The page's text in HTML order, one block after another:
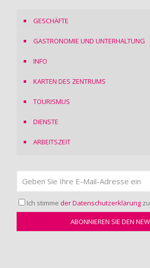
GESCHÄFTE
GASTRONOMIE UND UNTERHALTUNG
INFO
KARTEN DES ZENTRUMS
TOURISMUS
DIENSTE
ARBEITSZEIT
Ich stimme der Datenschutzerklärung zu